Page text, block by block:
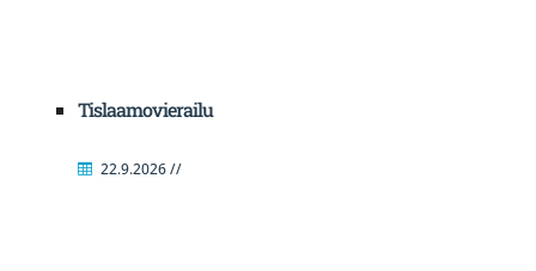
Tislaamovierailu
22.9.2026 //